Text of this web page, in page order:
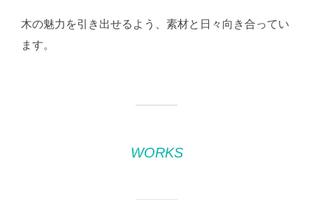
木の魅力を引き出せるよう、素材と日々向き合ってい
ます。
WORKS